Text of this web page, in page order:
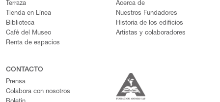
Terraza
Tienda en Línea
Biblioteca
Café del Museo
Renta de espacios
Acerca de
Nuestros Fundadores
Historia de los edificios
Artistas y colaboradores
CONTACTO
Prensa
Colabora con nosotros